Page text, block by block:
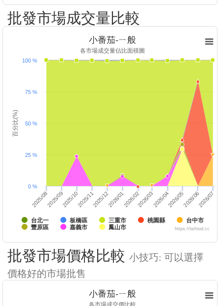
批發市場成交量比較
百分比(%)
小番茄-ㄧ般
各市場成交量佔比面積圖
台北一 板橋區 三重市 桃園縣
台中市
豐原區
嘉義市 鳳山市
2025/082025/092025/102025/112025/122026/012026/022026/032026/042026/052026/062026/07
0 %
25 %
50 %
75 %
100 %
https://twfood.cc
批發市場價格比較 小技巧: 可以選擇
價格好的市場批售
小番茄-ㄧ般
各市場成交價比較